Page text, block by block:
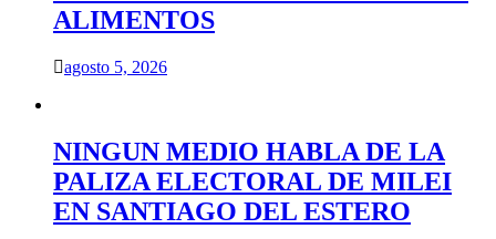
ALIMENTOS
agosto 5, 2026
NINGUN MEDIO HABLA DE LA
PALIZA ELECTORAL DE MILEI
EN SANTIAGO DEL ESTERO